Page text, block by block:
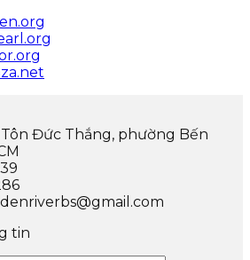
Tôn Đức Thắng, phường Bến
tin